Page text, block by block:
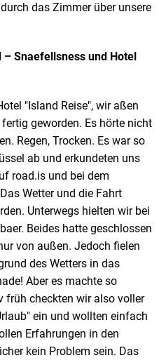
das Zimmer über unsere
Snaefellsness und Hotel
"Island Reise", wir aßen
geworden. Es hörte nicht
Regen, Trocken. Es war so
ab und erkundeten uns
road.is und bei dem
Wetter und die Fahrt
Unterwegs hielten wir bei
Beides hatte geschlossen
von außen. Jedoch fielen
des Wetters in das
Aber es machte so
früh checkten wir also voller
ein und wollten einfach
Erfahrungen in den
kein Problem sein. Das